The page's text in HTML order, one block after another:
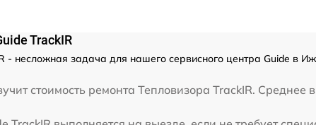
TrackIR
- несложная задача для нашего сервисного центра Guide в
стоимость ремонта Тепловизора TrackIR. Среднее